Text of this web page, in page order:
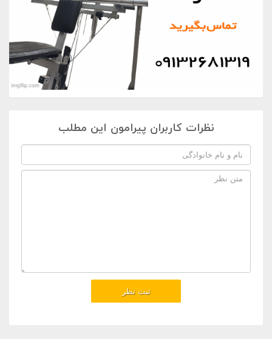
نظرات کاربران پیرامون این مطلب